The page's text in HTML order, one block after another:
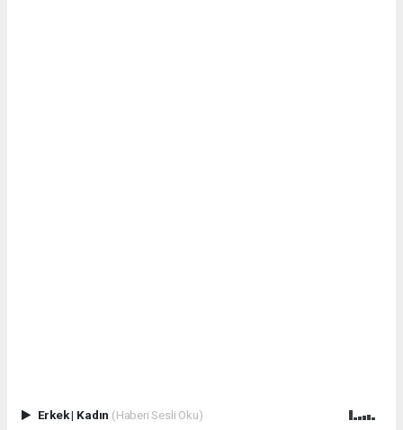
Erkek| Kadın (Haberi Sesli Oku)